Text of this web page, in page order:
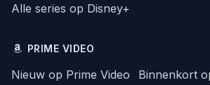
Alle series op Disney+
PRIME VIDEO
Nieuw op Prime Video
Binnenkort